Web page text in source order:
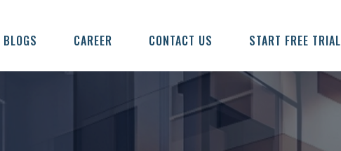
BLOGS CAREER CONTACT US START FREE TRIAL